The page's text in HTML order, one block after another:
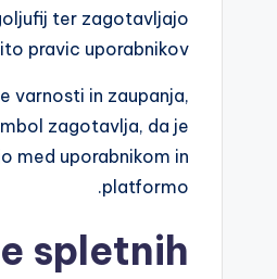
ter zagotavljajo
pravic uporabnikov.
varnosti in zaupanja,
zagotavlja, da je
med uporabnikom in
platformo.
spletnih